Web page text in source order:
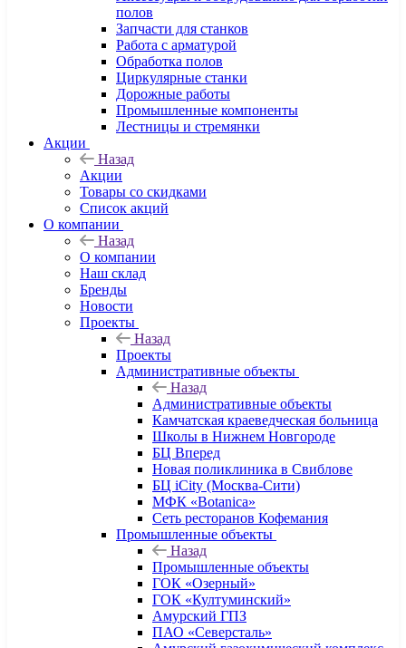
полов
Запчасти для станков
Работа с арматурой
Обработка полов
Циркулярные станки
Дорожные работы
Промышленные компоненты
Лестницы и стремянки
Акции
Назад
Акции
Товары со скидками
Список акций
О компании
Назад
О компании
Наш склад
Бренды
Новости
Проекты
Назад
Проекты
Административные объекты
Назад
Административные объекты
Камчатская краеведческая больница
Школы в Нижнем Новгороде
БЦ Вперед
Новая поликлиника в Свиблове
БЦ iCity (Москва-Сити)
МФК «Botanica»
Сеть ресторанов Кофемания
Промышленные объекты
Назад
Промышленные объекты
ГОК «Озерный»
ГОК «Култуминский»
Амурский ГПЗ
ПАО «Северсталь»